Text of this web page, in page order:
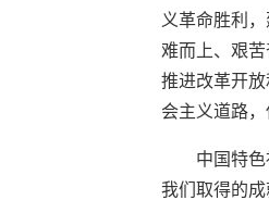
义革命胜利
难而上、艰
推进改革开
会主义道路
中国特
我们取得的